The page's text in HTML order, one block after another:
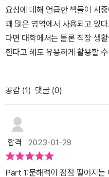
학 진학을 준비하는 청소년에게
시험을 대비한다면 희망하는
보면 돼요. 논술은 평소에 책,
사고력을 키워가는 훈련이 필요
만인 기술이 아니라 지속적인
갖출 수 있어요. 저자의 말처럼
능력을 키울 수 있고, 글을 잘
으면 당당해질 수 있어요. 청
기 기초를 배우고 싶은 사람은
가 될 것 같네요. [ 출판사로부
다를까?첫 문장은 어떻게 시작
떤 내용을 들려줄지 궁금해서
이』를 읽어보게 되었다. ​​이 책
제》기자로 다양한 인물과 사건
춘코리아》 선임기자로 활동하
돼연구소의 소장으로 활동하고
알려줍니다. 이과 전공자라고
는 이유도 알려줍니다. 아울러
지는 몇 가지 노하우를 소개합
성된다. 1장 '왜 글을 써야 할까
야 할 것들', 3장 '실전 글쓰기:
요성에 대해 언급한 책들이 시
꽤 많은 영역에서 사용되고 있
다면 대학에서는 물론 직장 생
한다고 해도 유용하게 활용할
게 될 것이다. 블로그, 카페, 인
요를 비롯해 댓글을 남기고 있
는 문자나 카톡을 보내고, 업무
리포트를 작성하기도 한다.대
의 내신 성적을 챙기거나 수능
쓰기가 실질적으로 중요한 역
공감 (1) 댓글 (0)
합격 2023-01-29
Part 1:문해력이 점점 떨어지는